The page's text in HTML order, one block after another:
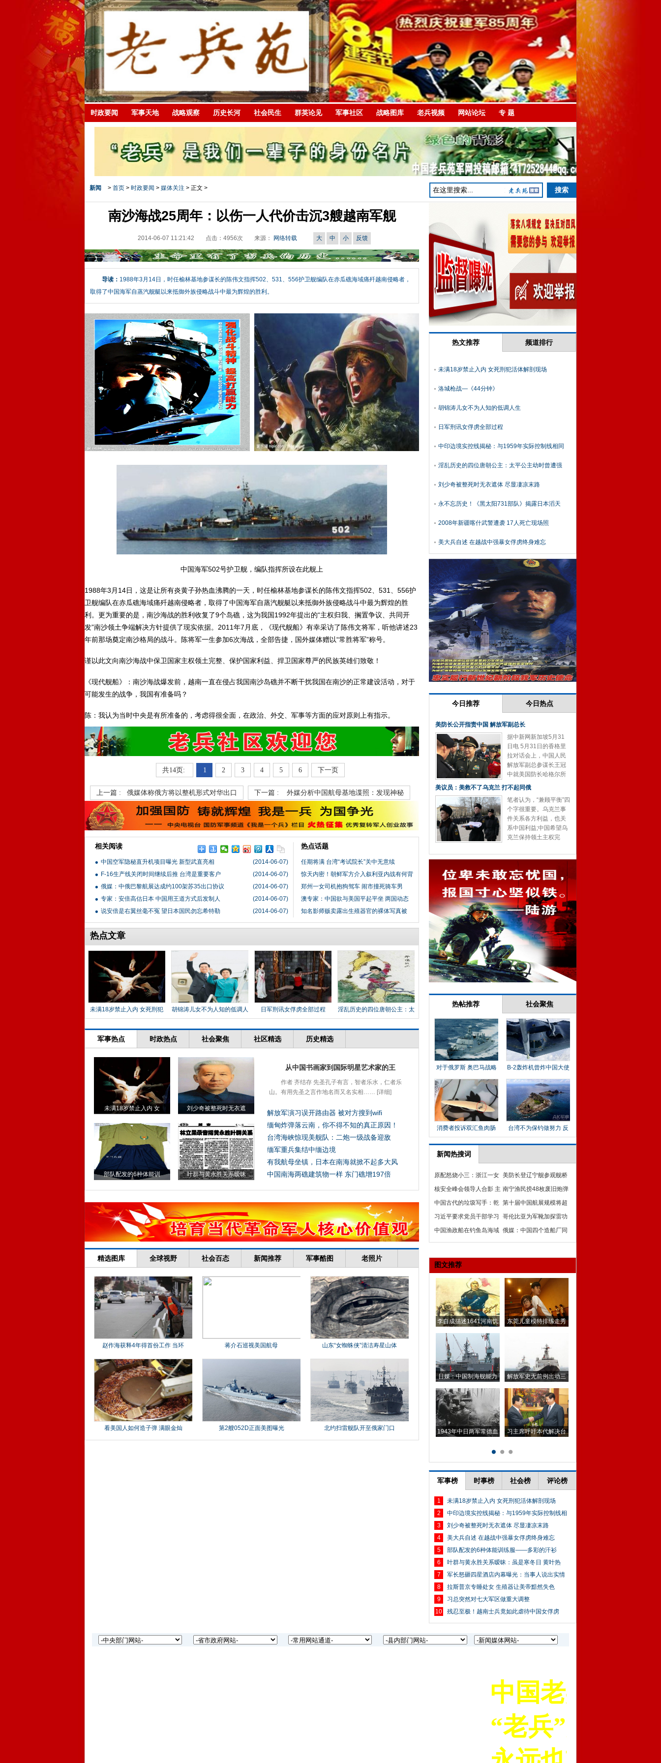
时政要闻 军事天地 战略观察 历史长河 社会民生 群英论见 军事社区 战略图库 老兵视频 网站论坛 专 题
新闻 > 首页 > 时政要闻 > 媒体关注 > 正文 >
南沙海战25周年：以伤一人代价击沉3艘越南军舰
2014-06-07 11:21:42 点击： 4956次 来源： 网络转载 大 中 小 反馈
导读： 1988年3月14日，时任榆林基地参谋长的陈伟文指挥502、531、556护卫舰编队在赤瓜礁海域痛歼越南侵略者，
取得了中国海军自蒸汽舰艇以来抵御外族侵略战斗中最为辉煌的胜利。
中国海军502号护卫舰，编队指挥所设在此舰上
1988年3月14日，这是让所有炎黄子孙热血沸腾的一天，时任榆林基地参谋长的陈伟文指挥502、531、556护
卫舰编队在赤瓜礁海域痛歼越南侵略者，取得了中国海军自蒸汽舰艇以来抵御外族侵略战斗中最为辉煌的胜
利。更为重要的是，南沙海战的胜利收复了9个岛礁，这为我国1992年提出的“主权归我、搁置争议、共同开
发”南沙领土争端解决方针提供了现实依据。2011年7月底，《现代舰船》有幸采访了陈伟文将军，听他讲述23
年前那场奠定南沙格局的战斗。陈将军一生参加6次海战，全部告捷，国外媒体赠以“常胜将军”称号。
谨以此文向南沙海战中保卫国家主权领土完整、保护国家利益、捍卫国家尊严的民族英雄们致敬！
《现代舰船》：南沙海战爆发前，越南一直在侵占我国南沙岛礁并不断干扰我国在南沙的正常建设活动，对于
可能发生的战争，我国有准备吗？
陈：我认为当时中央是有所准备的，考虑得很全面，在政治、外交、军事等方面的应对原则上有指示。
共14页: 1 2 3 4 5 6 下一页
上一篇 : 俄媒体称俄方将以整机形式对华出口 下一篇 : 外媒分析中国航母基地谍照：发现神秘
相关阅读
(2014-06-07)
中国空军隐秘直升机项目曝光 新型武直亮相
(2014-06-07)
F-16生产线关闭时间继续后推 台湾是重要客户
(2014-06-07)
俄媒：中俄巴黎航展达成约100架苏35出口协议
(2014-06-07)
专家：安倍高估日本 中国用王道方式后发制人
(2014-06-07)
说安倍是右翼丝毫不冤 望日本国民勿忘希特勒
热点话题
任期将满 台湾“考试院长”关中无意续
惊天内密！朝鲜军方介入叙利亚内战有何背
郑州一女司机抱狗驾车 闹市撞死骑车男
澳专家：中国欲与美国平起平坐 两国动态
知名影师贩卖露出生殖器官的裸体写真被
热点文章
未满18岁禁止入内 女死刑犯 胡锦涛儿女不为人知的低调人 日军刑讯女俘虏全部过程
淫乱历史的四位唐朝公主：太
平
热文推荐 频道排行
未满18岁禁止入内 女死刑犯活体解剖现场
洛城枪战—《44分钟》
胡锦涛儿女不为人知的低调人生
日军刑讯女俘虏全部过程
中印边境实控线揭秘：与1959年实际控制线相同
淫乱历史的四位唐朝公主：太平公主幼时曾遭强
刘少奇被整死时无衣遮体 尽显凄凉末路
永不忘历史！《黑太阳731部队》揭露日本滔天
2008年新疆喀什武警遭袭 17人死亡现场照
美大兵自述 在越战中强暴女俘虏终身难忘
新闻热搜词
原配怒烧小三：浙江一女
子将“小三”烧死在酒店外
美防长登辽宁舰参观舰桥
及飞行甲板等重要设施
核安全峰会领导人合影 主
席排位有玄机
南宁渔民捞48枚废旧炮弹
仍有爆炸危险
中国古代的垃圾写手：乾
隆帝身处笑话中不自知
第十届中国航展规模将超
越往届 将亮相新型号
习近平要求党员干部学习
罗阳同志优秀品质
哥伦比亚为军靴加探雷功
能 遇地雷自动报警
中国渔政船在钓鱼岛海域
升起五星红旗
俄媒：中国四个造船厂同
时造056 平均每月一艘
军事榜 时事榜 社会榜 评论榜
1
未满18岁禁止入内 女死刑犯活体解剖现场
2
中印边境实控线揭秘：与1959年实际控制线相
3
刘少奇被整死时无衣遮体 尽显凄凉末路
4
美大兵自述 在越战中强暴女俘虏终身难忘
5
部队配发的6种体能训练服——多彩的汗衫
6
叶群与黄永胜关系暧昧：虽是寒冬日 黄叶热
7
军长怒砸四星酒店内幕曝光：当事人说出实情
8
拉斯普京专睡处女 生殖器让美帝黯然失色
9
习总突然对七大军区做重大调整
10
残忍至极！越南士兵竟如此虐待中国女俘虏
中国老兵苑军网
“老兵”是我们一